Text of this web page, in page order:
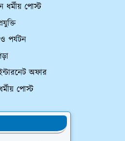
ধর্মীয় পোস্ট
পর্যটন
অফার
পোস্ট